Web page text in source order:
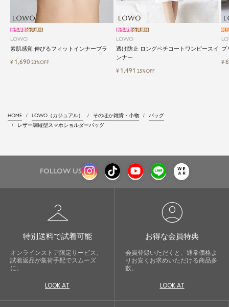
LOWO
素肌感覚 伸びるフィットインナーブラ
新作早割会員価格
¥ 1,690 23%OFF
LOWO
透け防止 ロングペチコートワンピースイ
ンナー
新作早割会員価格
¥ 1,491 25%OFF
プ
特
¥
HOME LOWO（カジュアル） そのほか雑貨・小物
バッグ
レザー調縦型スマホショルダーバッグ
FOLLOW US
checkroom
特別送料で試着可能
オンラインストア限定サービス。
試着返品が集荷手配でスムーズ
に。
LOOK AT
account_circle
お得な会員特典
会員登録いただくと、通常価格よ
りお安くお求めいただける商品多
数。
LOOK AT